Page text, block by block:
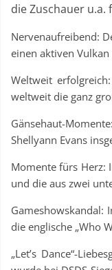
die Zuschauer u.a.
Nervenaufreibend:
einen aktiven
Weltweit
weltweit die ganz
Gänsehaut-
Shellyann Evans
Momente fürs Herz:
und die aus zwei
Gameshowskandal:
die englische „Who
„Let’s Dance“-